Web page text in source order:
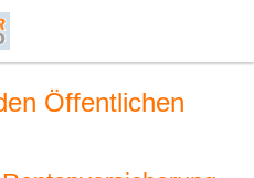
Öffentlichen